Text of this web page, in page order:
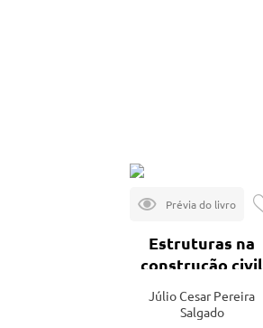
Estruturas na
construção civil
Júlio Cesar Pereira
Salgado